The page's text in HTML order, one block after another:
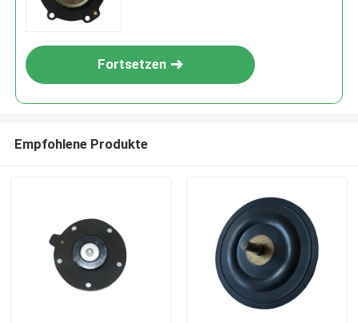
Fortsetzen
Empfohlene Produkte